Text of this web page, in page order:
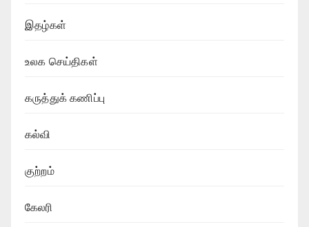
இதழ்கள்
உலக செய்திகள்
கருத்துக் கணிப்பு
கல்வி
குற்றம்
கேலரி